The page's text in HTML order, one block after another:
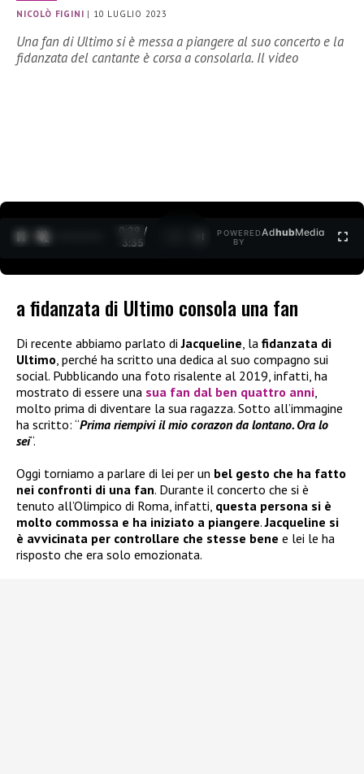
NICOLÒ FIGINI | 10 LUGLIO 2023
Una fan di Ultimo si è messa a piangere al suo concerto e la
fidanzata del cantante è corsa a consolarla. Il video
0:30 /
3:35
POWERED
BY
AdhubMedia
a fidanzata di Ultimo consola una fan
Di recente abbiamo parlato diJacqueline, la fidanzata di
Ultimo, perché ha scritto una dedica al suo compagno sui
social. Pubblicando una foto risalente al 2019, infatti, ha
mostrato di essere una sua fan dal ben quattro anni,
molto prima di diventare la sua ragazza. Sotto all’immagine
ha scritto: “Prima riempivi il mio corazon da lontano. Ora lo
sei“.
Oggi torniamo a parlare di lei per un bel gesto che ha fatto
nei confronti di una fan. Durante il concerto che si è
tenuto all’Olimpico di Roma, infatti, questa persona si è
molto commossa e ha iniziato a piangere.Jacqueline si
è avvicinata per controllare che stesse bene e lei le ha
risposto che era solo emozionata.